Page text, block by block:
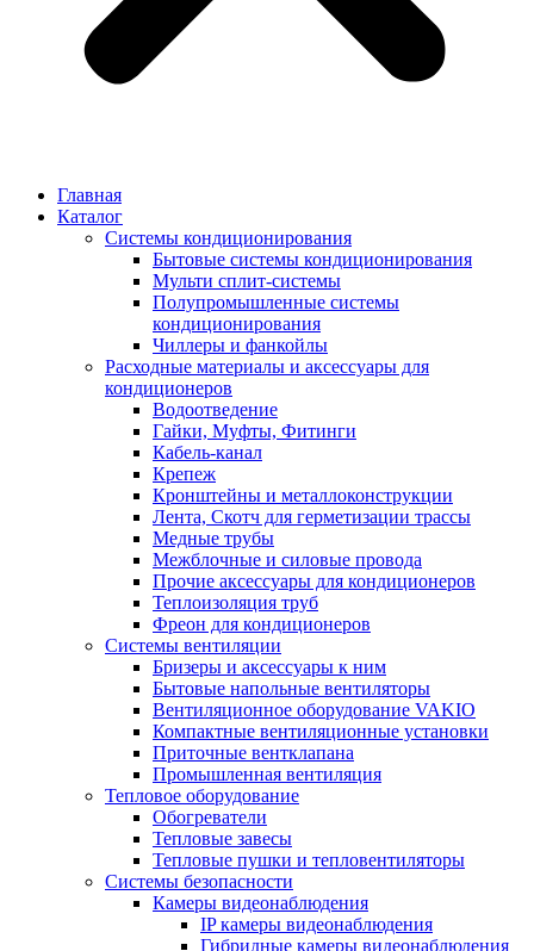
Главная
Каталог
Системы кондиционирования
Бытовые системы кондиционирования
Мульти сплит-системы
Полупромышленные системы
кондиционирования
Чиллеры и фанкойлы
Расходные материалы и аксессуары для
кондиционеров
Водоотведение
Гайки, Муфты, Фитинги
Кабель-канал
Крепеж
Кронштейны и металлоконструкции
Лента, Скотч для герметизации трассы
Медные трубы
Межблочные и силовые провода
Прочие аксессуары для кондиционеров
Теплоизоляция труб
Фреон для кондиционеров
Системы вентиляции
Бризеры и аксессуары к ним
Бытовые напольные вентиляторы
Вентиляционное оборудование VAKIO
Компактные вентиляционные установки
Приточные вентклапана
Промышленная вентиляция
Тепловое оборудование
Обогреватели
Тепловые завесы
Тепловые пушки и тепловентиляторы
Системы безопасности
Камеры видеонаблюдения
IP камеры видеонаблюдения
Гибридные камеры видеонаблюдения